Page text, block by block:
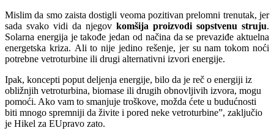
Mislim da smo zaista dostigli veoma pozitivan prelomni trenutak, jer
sada svako vidi da njegov komšija proizvodi sopstvenu struju.
Solarna energija je takođe jedan od načina da se prevaziđe aktuelna
energetska kriza. Ali to nije jedino rešenje, jer su nam tokom noći
potrebne vetroturbine ili drugi alternativni izvori energije.
Ipak, koncepti poput deljenja energije, bilo da je reč o energiji iz
obližnjih vetroturbina, biomase ili drugih obnovljivih izvora, mogu
pomoći. Ako vam to smanjuje troškove, možda ćete u budućnosti
biti mnogo spremniji da živite i pored neke vetroturbine”, zaključio
je Hikel za EUpravo zato.